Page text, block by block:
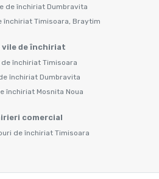
de închiriat Dumbravita
închiriat Timisoara, Braytim
vile de închiriat
de închiriat Timisoara
închiriat Dumbravita
închiriat Mosnita Noua
comercial
de închiriat Timisoara